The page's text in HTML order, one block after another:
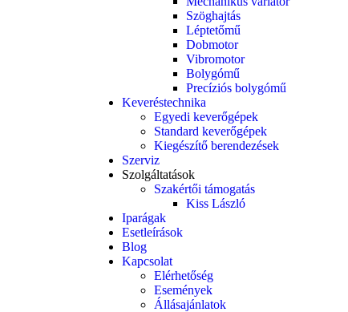
Szöghajtás
Léptetőmű
Dobmotor
Vibromotor
Bolygómű
Precíziós bolygómű
Keveréstechnika
Egyedi keverőgépek
Standard keverőgépek
Kiegészítő berendezések
Szerviz
Szolgáltatások
Szakértői támogatás
Kiss László
Iparágak
Esetleírások
Blog
Kapcsolat
Elérhetőség
Események
Állásajánlatok